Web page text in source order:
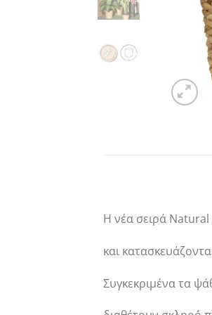
Η νέα σειρά Natural
και
Συγκεκριμένα τα